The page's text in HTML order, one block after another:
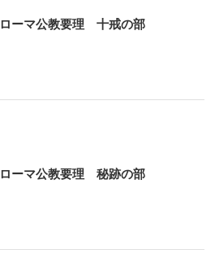
ローマ公教要理 十戒の部
ローマ公教要理 秘跡の部